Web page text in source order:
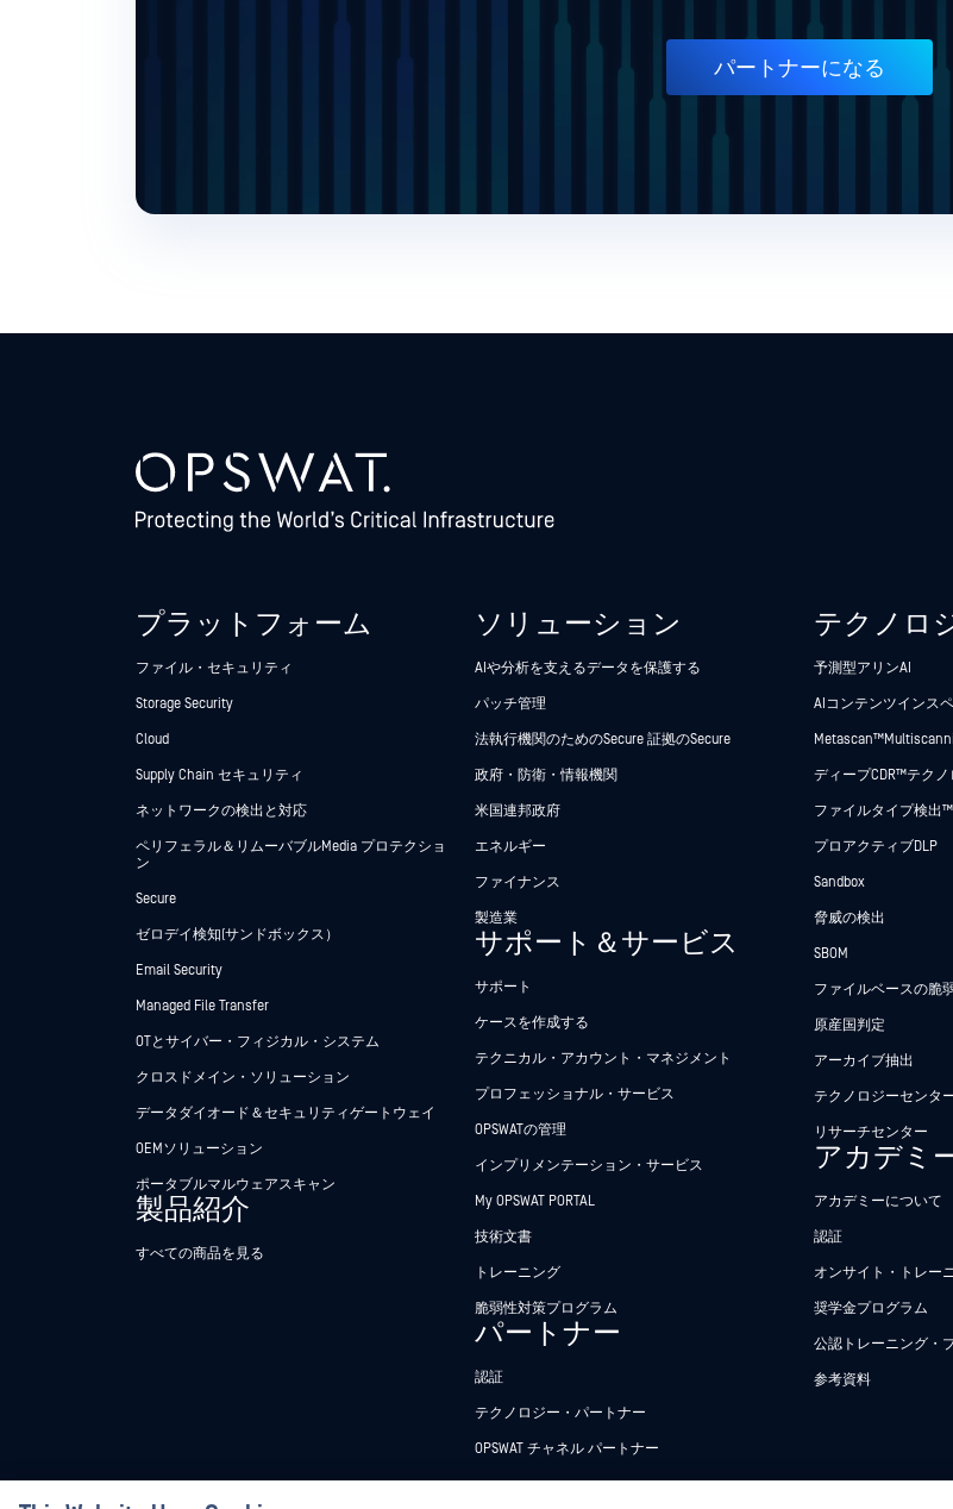
パートナーになる
プラットフォーム
ファイル・セキュリティ
Storage Security
Cloud
Supply Chain セキュリティ
ネットワークの検出と対応
ペリフェラル＆リムーバブルMedia プロテクショ
ン
Secure
ゼロデイ検知(サンドボックス）
Email Security
Managed File Transfer
OTとサイバー・フィジカル・システム
クロスドメイン・ソリューション
データダイオード＆セキュリティゲートウェイ
OEMソリューション
ポータブルマルウェアスキャン
製品紹介
すべての商品を見る
ソリューション
AIや分析を支えるデータを保護する
パッチ管理
法執行機関のためのSecure 証拠のSecure
政府・防衛・情報機関
米国連邦政府
エネルギー
ファイナンス
製造業
サポート＆サービス
サポート
ケースを作成する
テクニカル・アカウント・マネジメント
プロフェッショナル・サービス
OPSWATの管理
インプリメンテーション・サービス
My OPSWAT PORTAL
技術文書
トレーニング
脆弱性対策プログラム
パートナー
認証
テクノロジー・パートナー
OPSWAT チャネル パートナー
テクノロ
予測型アリンAI
AIコンテンツインス
Metascan™
ディープCDR™テクノ
ファイルタイプ検出™
プロアクティブDLP
Sandbox
脅威の検出
SBOM
ファイルベースの脆
原産国判定
アーカイブ抽出
テクノロジーセンタ
リサーチセンター
アカデミ
アカデミーについて
認証
オンサイト・トレー
奨学金プログラム
公認トレーニング・
参考資料